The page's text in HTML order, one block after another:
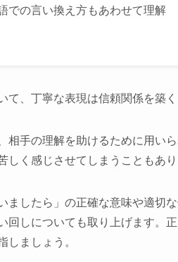
での言い換え方もあわせて理解
、丁寧な表現は信頼関係を築く
相手の理解を助けるために用い
く感じさせてしまうこともあり
ましたら」の正確な意味や適切
回しについても取り上げます。
ましょう。